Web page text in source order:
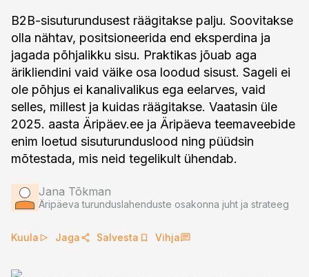
B2B-sisuturundusest räägitakse palju. Soovitakse
olla nähtav, positsioneerida end eksperdina ja
jagada põhjalikku sisu. Praktikas jõuab aga
ärikliendini vaid väike osa loodud sisust. Sageli ei
ole põhjus ei kanalivalikus ega eelarves, vaid
selles, millest ja kuidas räägitakse. Vaatasin üle
2025. aasta Äripäev.ee ja Äripäeva teemaveebide
enim loetud sisuturunduslood ning püüdsin
mõtestada, mis neid tegelikult ühendab.
Jana Tõkman
Äripäeva turunduslahenduste osakonna juht ja strateeg
Kuula Jaga Salvesta Vihja